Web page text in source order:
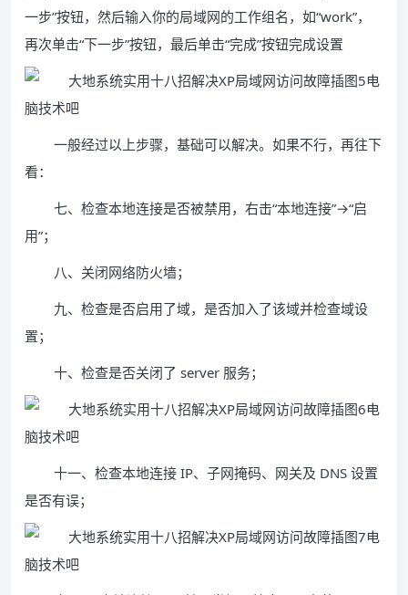
一步”按钮，然后输入你的局域网的工作组名，如“work”，
再次单击“下一步”按钮，最后单击“完成”按钮完成设置
一般经过以上步骤，基础可以解决。如果不行，再往下
看：
七、检查本地连接是否被禁用，右击“本地连接”→“启
用”；
八、关闭网络防火墙；
九、检查是否启用了域，是否加入了该域并检查域设
置；
十、检查是否关闭了 server 服务；
十一、检查本地连接 IP、子网掩码、网关及 DNS 设置
是否有误；